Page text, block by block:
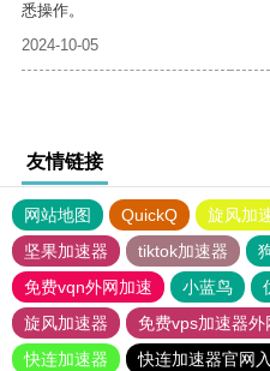
悉操作。
2024-10-05
友情链接
网站地图 QuickQ 旋风加
坚果加速器
tiktok加速器
免费vqn外网加速
小蓝鸟
旋风加速器
免费vps加速器外
快连加速器
快连加速器官网